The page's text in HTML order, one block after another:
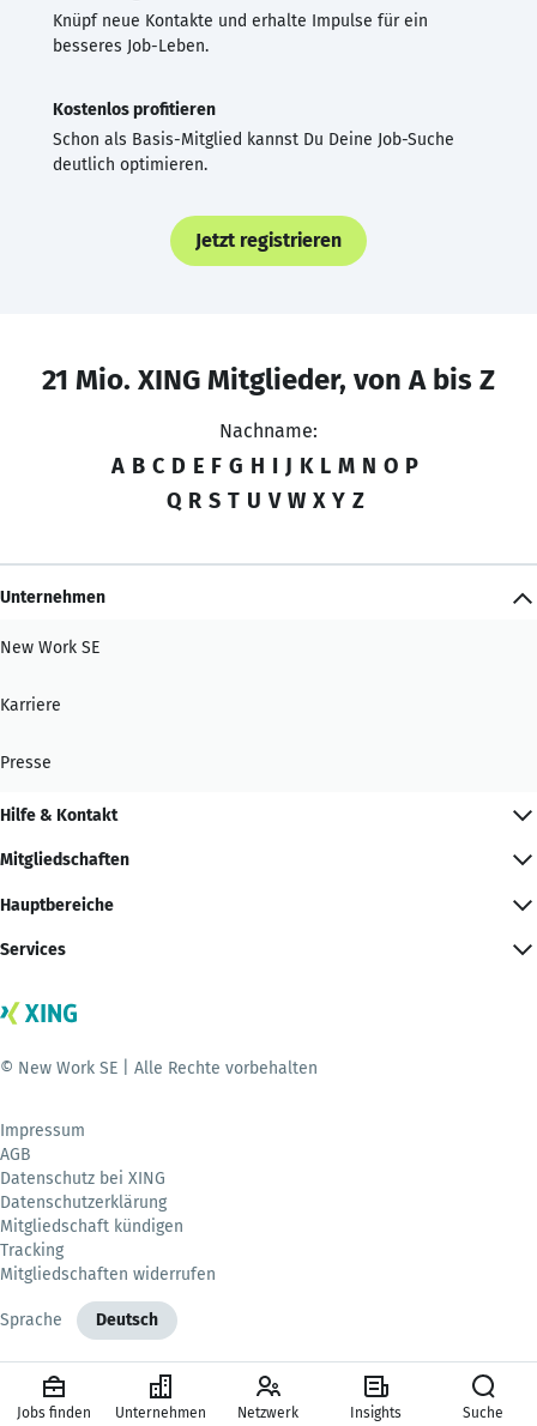
Knüpf neue Kontakte und erhalte Impulse für ein
besseres Job-Leben.
Kostenlos profitieren
Schon als Basis-Mitglied kannst Du Deine Job-Suche
deutlich optimieren.
Jetzt registrieren
21 Mio. XING Mitglieder, von A bis Z
Nachname:
A B C D E F G H I J K L M N O P
Q R S T U V W X Y Z
Unternehmen
New Work SE
Karriere
Presse
Hilfe & Kontakt
Mitgliedschaften
Hauptbereiche
Services
© New Work SE | Alle Rechte vorbehalten
Impressum
AGB
Datenschutz bei XING
Datenschutzerklärung
Mitgliedschaft kündigen
Tracking
Mitgliedschaften widerrufen
Sprache Deutsch
Jobs finden Unternehmen Netzwerk Insights Suche